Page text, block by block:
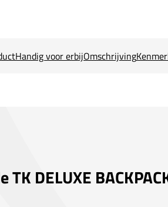
Handig voor erbijOmschrijving
DELUXE